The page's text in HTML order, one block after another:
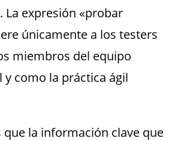
La expresión «probar
únicamente a los testers
miembros del equipo
y como la práctica ágil
que la información clave que